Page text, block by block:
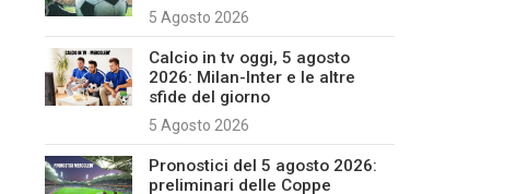
5 Agosto 2026
Calcio in tv oggi, 5 agosto
2026: Milan-Inter e le altre
sfide del giorno
5 Agosto 2026
Pronostici del 5 agosto 2026:
preliminari delle Coppe